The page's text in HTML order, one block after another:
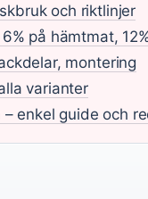
och riktlinjer
på hämtmat,
montering
varianter
enkel guide och